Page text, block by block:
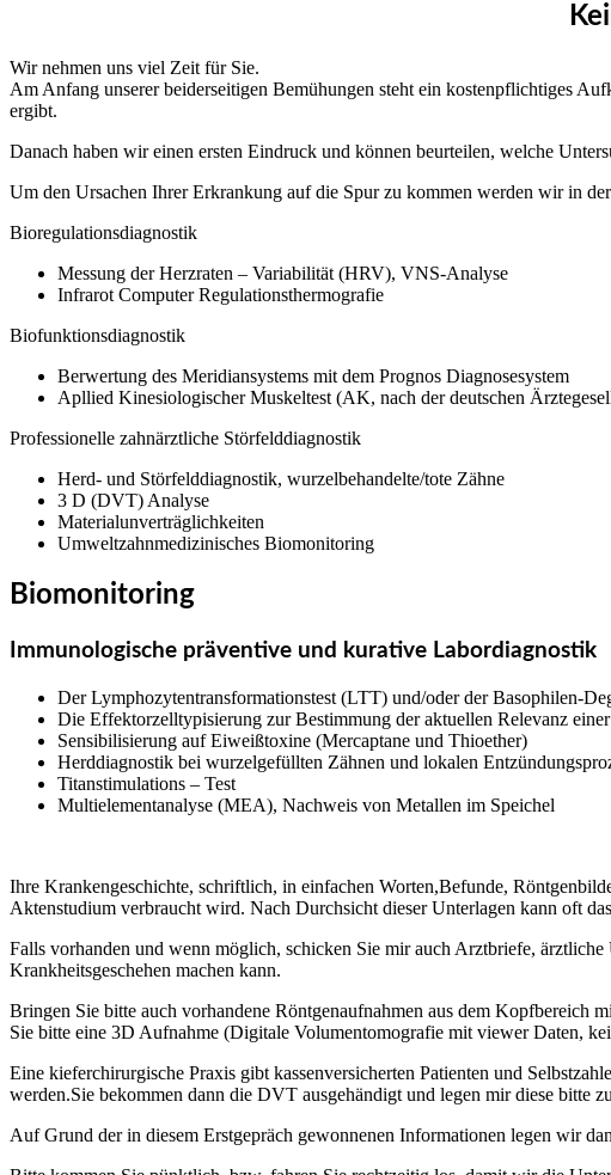
Wir nehmen uns viel Zeit für Sie.
Am Anfang unserer beiderseitigen Bemühungen steht ein kostenpflichtiges
ergibt.
Danach haben wir einen ersten Eindruck und können beurteilen, welche
Um den Ursachen Ihrer Erkrankung auf die Spur zu kommen werden wir in
Bioregulationsdiagnostik
Messung der Herzraten – Variabilität (HRV), VNS-Analyse
Infrarot Computer Regulationsthermografie
Biofunktionsdiagnostik
Berwertung des Meridiansystems mit dem Prognos Diagnosesystem
Apllied Kinesiologischer Muskeltest (AK, nach der deutschen
Professionelle zahnärztliche Störfelddiagnostik
Herd- und Störfelddiagnostik, wurzelbehandelte/tote Zähne
3 D (DVT) Analyse
Materialunverträglichkeiten
Umweltzahnmedizinisches Biomonitoring
Biomonitoring
Immunologische präventive und kurative Labordiagnostik
Der Lymphozytentransformationstest (LTT) und/oder der Basophilen-
Die Effektorzelltypisierung zur Bestimmung der aktuellen Relevanz
Sensibilisierung auf Eiweißtoxine (Mercaptane und Thioether)
Herddiagnostik bei wurzelgefüllten Zähnen und lokalen
Titanstimulations – Test
Multielementanalyse (MEA), Nachweis von Metallen im Speichel
Ihre Krankengeschichte, schriftlich, in einfachen Worten,Befunde,
Aktenstudium verbraucht wird. Nach Durchsicht dieser Unterlagen kann oft
Falls vorhanden und wenn möglich, schicken Sie mir auch Arztbriefe,
Krankheitsgeschehen machen kann.
Bringen Sie bitte auch vorhandene Röntgenaufnahmen aus dem Kopfbereich
Sie bitte eine 3D Aufnahme (Digitale Volumentomografie mit viewer Daten,
Eine kieferchirurgische Praxis gibt kassenversicherten Patienten und
werden.Sie bekommen dann die DVT ausgehändigt und legen mir diese bitte
Auf Grund der in diesem Erstgepräch gewonnenen Informationen legen wir